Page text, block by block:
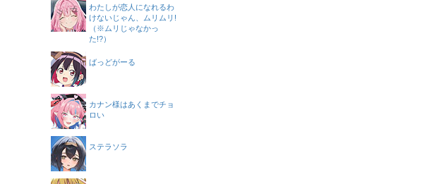
わたしが恋人になれるわ
けないじゃん、ムリムリ!
（※ムリじゃなかっ
た!?）
ばっどがーる
カナン様はあくまでチョ
ロい
ステラソラ